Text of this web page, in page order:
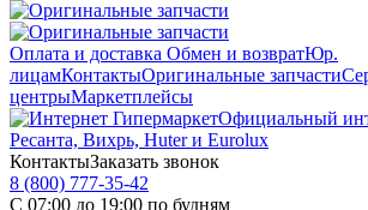
Оплата и доставка Обмен и возвратЮр.
лицамКонтактыОригинальные запчасти
центрыМаркетплейсы
Официальный
Ресанта, Вихрь, Huter и Eurolux
КонтактыЗаказать звонок
8 (800) 777-35-42
С 07:00 до 19:00 по будням